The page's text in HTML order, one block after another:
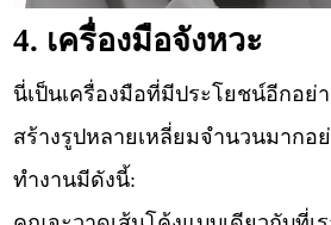
4. เครื่องมือจังหวะ
นี่เป็นเครื่องมือที่มีประโยชน์อีกอย่
สร้างรูปหลายเหลี่ยมจำนวนมากอย่
ทำงานมีดังนี้: